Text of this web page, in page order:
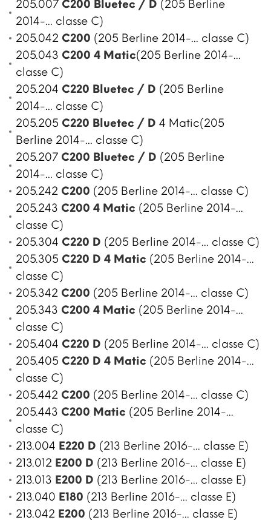
205.007 C200 Bluetec / D (205 Berline
2014-... classe C)
205.042 C200 (205 Berline 2014-... classe C)
205.043 C200 4 Matic(205 Berline 2014-...
classe C)
205.204 C220 Bluetec / D (205 Berline
2014-... classe C)
205.205 C220 Bluetec / D 4 Matic(205
Berline 2014-... classe C)
205.207 C200 Bluetec / D (205 Berline
2014-... classe C)
205.242 C200 (205 Berline 2014-... classe C)
205.243 C200 4 Matic (205 Berline 2014-...
classe C)
205.304 C220 D (205 Berline 2014-... classe C)
205.305 C220 D 4 Matic (205 Berline 2014-...
classe C)
205.342 C200 (205 Berline 2014-... classe C)
205.343 C200 4 Matic (205 Berline 2014-...
classe C)
205.404 C220 D (205 Berline 2014-... classe C)
205.405 C220 D 4 Matic (205 Berline 2014-...
classe C)
205.442 C200 (205 Berline 2014-... classe C)
205.443 C200 Matic (205 Berline 2014-...
classe C)
213.004 E220 D (213 Berline 2016-... classe E)
213.012 E200 D (213 Berline 2016-... classe E)
213.013 E200 D (213 Berline 2016-... classe E)
213.040 E180 (213 Berline 2016-... classe E)
213.042 E200 (213 Berline 2016-... classe E)